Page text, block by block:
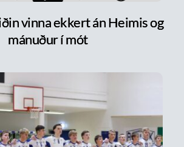
vinna ekkert án Heimis og
mánuður í mót